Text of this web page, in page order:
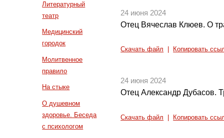
Литературный
театр
Медицинский
городок
Молитвенное
правило
На стыке
О душевном
здоровье. Беседа
с психологом
24 июня 2024
Отец Вячеслав Клюев. О
Скачать файл Копировать
24 июня 2024
Отец Александр Дубасов.
Скачать файл Копировать